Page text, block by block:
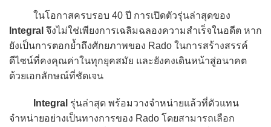
ในโอกาสครบรอบ 40 ปี การเปิดตัวรุ่นล่าสุดของ
Integral จึงไม่ใช่เพียงการเฉลิมฉลองความสำเร็จในอดีต หาก
ยังเป็นการตอกย้ำถึงศักยภาพของ Rado ในการสร้างสรรค์
ดีไซน์ที่คงคุณค่าในทุกยุคสมัย และยังคงเดินหน้าสู่อนาคต
ด้วยเอกลักษณ์ที่ชัดเจน
Integral รุ่นล่าสุด พร้อมวางจำหน่ายแล้วที่ตัวแทน
จำหน่ายอย่างเป็นทางการของ Rado โดยสามารถเลือก